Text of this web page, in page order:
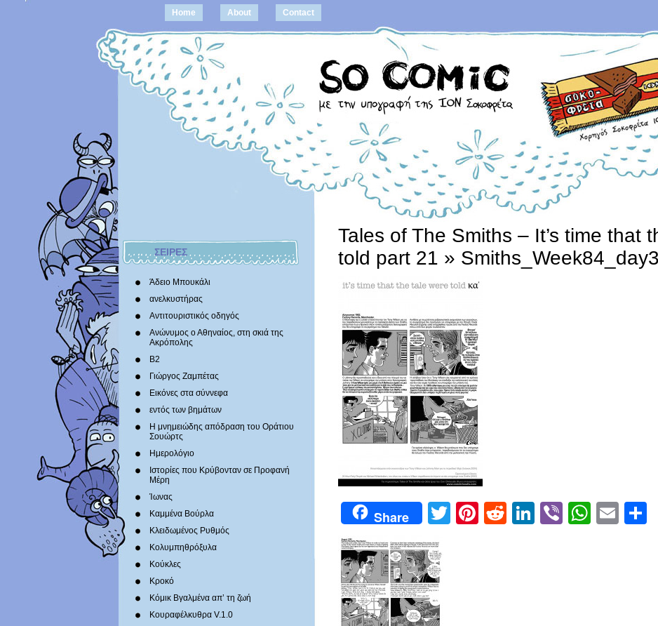
Home About Contact
ΣΕΙΡΕΣ
Άδειο Μπουκάλι
ανελκυστήρας
Αντιτουριστικός οδηγός
Ανώνυμος ο Αθηναίος, στη σκιά της
Ακρόπολης
Β2
Γιώργος Ζαμπέτας
Εικόνες στα σύννεφα
εντός των βημάτων
Η μνημειώδης απόδραση του Οράτιου
Σουώρτς
Ημερολόγιο
Ιστορίες που Κρύβονταν σε Προφανή
Μέρη
Ίωνας
Καμμένα Βούρλα
Κλειδωμένος Ρυθμός
Κολυμπηθρόξυλα
Κούκλες
Κροκό
Κόμικ Βγαλμένα απ’ τη ζωή
Κουραφέλκυθρα V.1.0
Tales of The Smiths – It’s time that
told part 21 »
Share Twitter
Pinterest
RedditLinkedIn
Viber